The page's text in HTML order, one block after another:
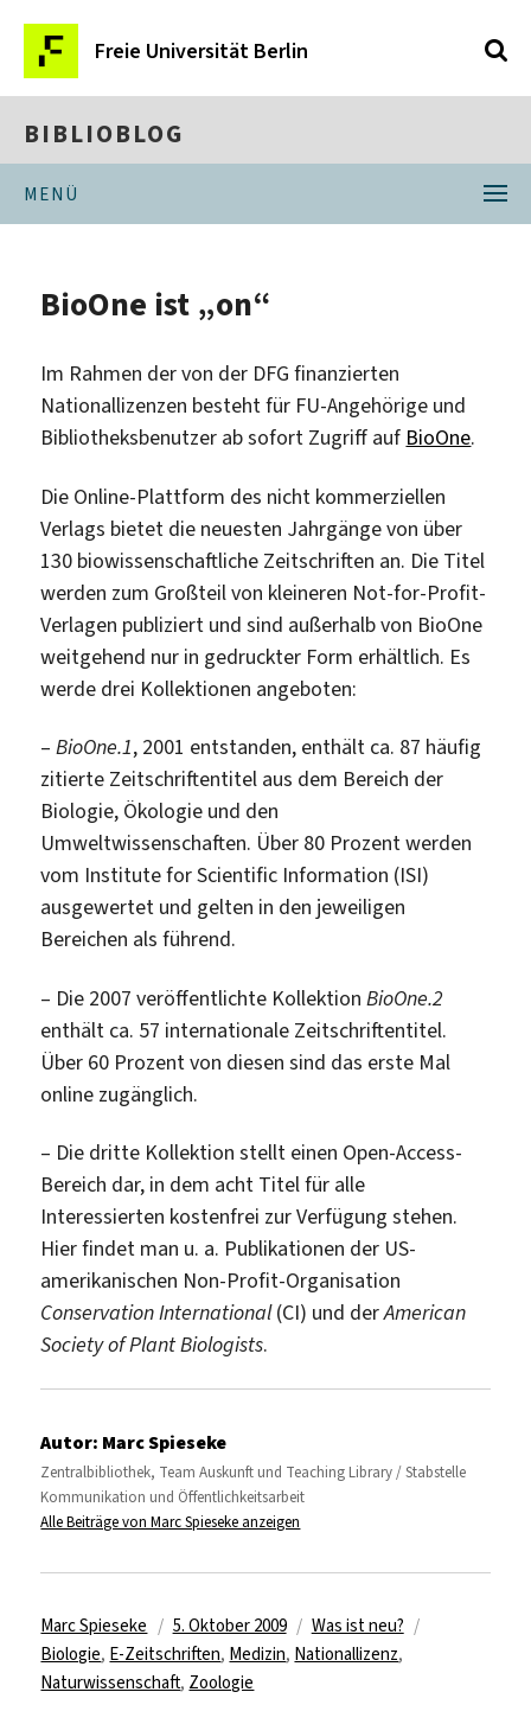
Freie Universität Berlin
BIBLIOBLOG
MENÜ
BioOne ist „on“
Im Rahmen der von der DFG finanzierten
Nationallizenzen besteht für FU-Angehörige und
Bibliotheksbenutzer ab sofort Zugriff auf BioOne.
Die Online-Plattform des nicht kommerziellen
Verlags bietet die neuesten Jahrgänge von über
130 biowissenschaftliche Zeitschriften an. Die Titel
werden zum Großteil von kleineren Not-for-Profit-
Verlagen publiziert und sind außerhalb von BioOne
weitgehend nur in gedruckter Form erhältlich. Es
werde drei Kollektionen angeboten:
–BioOne.1, 2001 entstanden, enthält ca. 87 häufig
zitierte Zeitschriftentitel aus dem Bereich der
Biologie, Ökologie und den
Umweltwissenschaften. Über 80 Prozent werden
vom Institute for Scientific Information (ISI)
ausgewertet und gelten in den jeweiligen
Bereichen als führend.
– Die 2007 veröffentlichte KollektionBioOne.2
enthält ca. 57 internationale Zeitschriftentitel.
Über 60 Prozent von diesen sind das erste Mal
online zugänglich.
– Die dritte Kollektion stellt einen Open-Access-
Bereich dar, in dem acht Titel für alle
Interessierten kostenfrei zur Verfügung stehen.
Hier findet man u. a. Publikationen der US-
amerikanischen Non-Profit-Organisation
Conservation International(CI) und derAmerican
Society of Plant Biologists.
Autor: Marc Spieseke
Zentralbibliothek, Team Auskunft und Teaching Library / Stabstelle
Kommunikation und Öffentlichkeitsarbeit
Alle Beiträge von Marc Spieseke anzeigen
Autor
Marc Spieseke
Veröffentlicht
am
5. Oktober 2009 Kategorien
Was ist neu?
Biologie, E-Zeitschriften, Medizin, Nationallizenz,
Naturwissenschaft, Zoologie